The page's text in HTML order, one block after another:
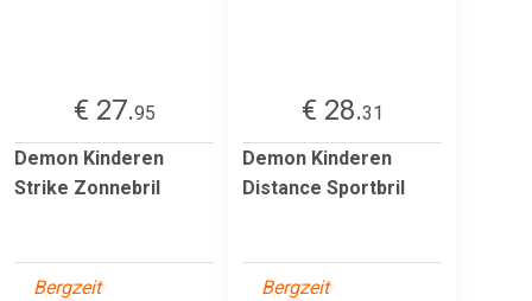
€ 27.95
Demon Kinderen
Strike Zonnebril
Bergzeit
€ 28.31
Demon Kinderen
Distance Sportbril
Bergzeit